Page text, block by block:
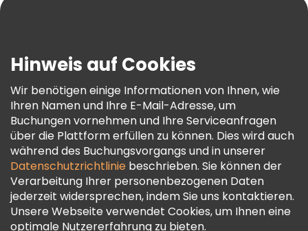
AGB Und Rechtliches
Cookie-Richtlinie
Freetour Auszeichnungen
Treueprogramm
Hinweis auf Cookies
Wir benötigen einige Informationen von Ihnen, wie
Ihren Namen und Ihre E-Mail-Adresse, um
Buchungen vornehmen und Ihre Serviceanfragen
über die Plattform erfüllen zu können. Dies wird auch
während des Buchungsvorgangs und in unserer
Datenschutzrichtlinie beschrieben. Sie können der
Verarbeitung Ihrer personenbezogenen Daten
jederzeit widersprechen, indem Sie uns kontaktieren.
Unsere Webseite verwendet Cookies, um Ihnen eine
optimale Nutzererfahrung zu bieten.